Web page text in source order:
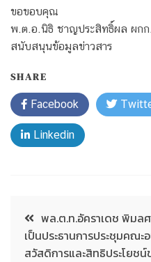
ขอขอบคุณ
พ.ต.อ.นิธิ ชาญประสิทธิ์ผล ผกก
สนับสนุนข้อมูลข่าวสาร
SHARE
Facebook
Linkedin
พล.ต.ท.อัคราเดช พิมล
เป็นประธานการประชุมคณ
สวัสดิการและสิทธิประโยช